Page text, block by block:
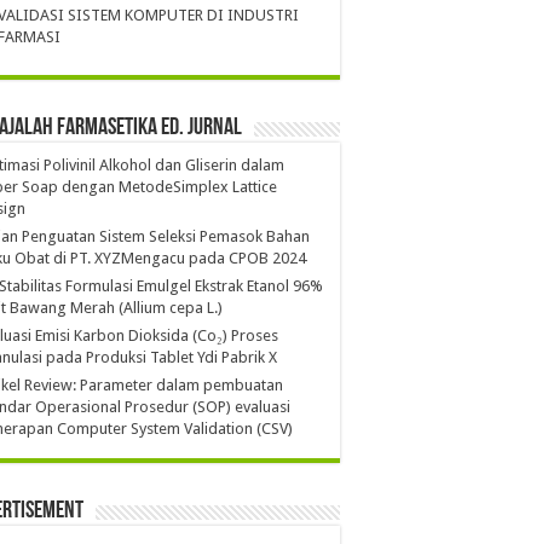
SISTEM KOMPUTER DI INDUSTRI
Farmasetika Ed. Jurnal
Polivinil Alkohol dan Gliserin dalam
Soap dengan MetodeSimplex Lattice
Penguatan Sistem Seleksi Pemasok Bahan
Obat di PT. XYZMengacu pada CPOB 2024
Formulasi Emulgel Ekstrak Etanol 96%
Bawang Merah (Allium cepa L.)
Emisi Karbon Dioksida (Co₂) Proses
pada Produksi Tablet Ydi Pabrik X
Review: Parameter dalam pembuatan
Operasional Prosedur (SOP) evaluasi
Computer System Validation (CSV)